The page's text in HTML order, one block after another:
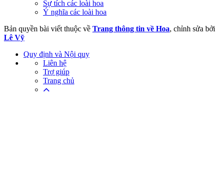
Sự tích các loài hoa
Ý nghĩa các loài hoa
Bản quyền bài viết thuộc về Trang thông tin về Hoa, chỉnh sửa bởi
Lê Vỹ
Quy định và Nội quy
Liên hệ
Trợ giúp
Trang chủ